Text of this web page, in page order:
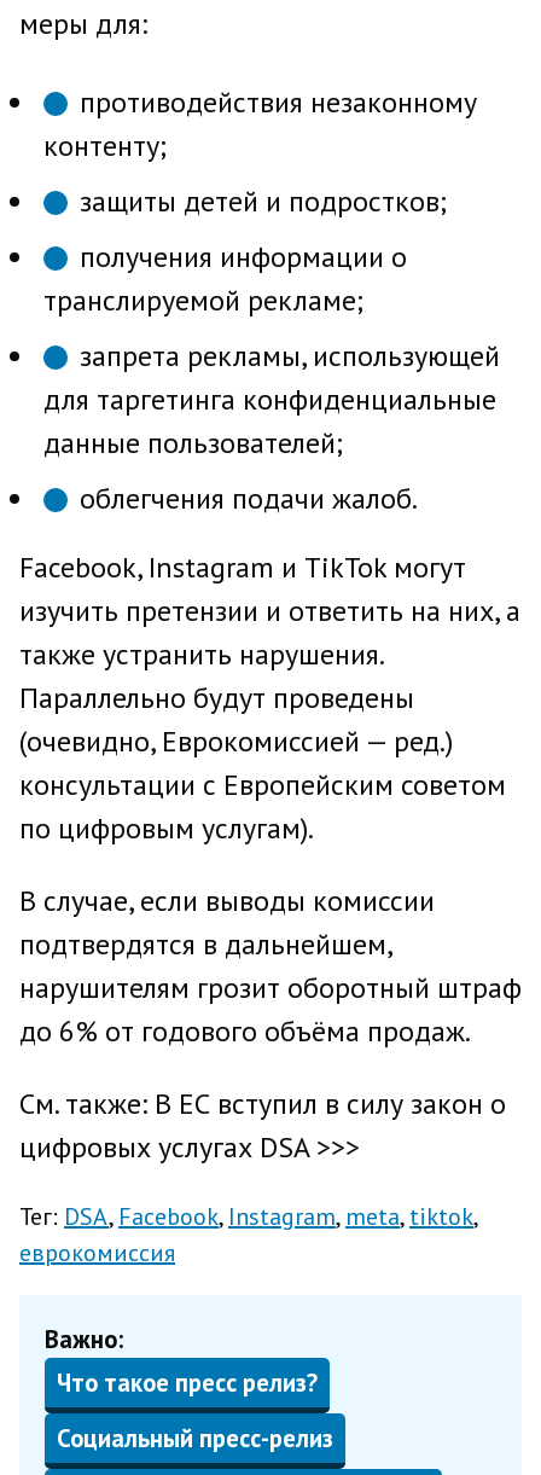
меры для:
противодействия незаконному
контенту;
защиты детей и подростков;
получения информации о
транслируемой рекламе;
запрета рекламы, использующей
для таргетинга конфиденциальные
данные пользователей;
облегчения подачи жалоб.
Facebook, Instagram и TikTok могут
изучить претензии и ответить на них, а
также устранить нарушения.
Параллельно будут проведены
(очевидно, Еврокомиссией — ред.)
консультации с Европейским советом
по цифровым услугам).
В случае, если выводы комиссии
подтвердятся в дальнейшем,
нарушителям грозит оборотный штраф
до 6% от годового объёма продаж.
См. также: В ЕС вступил в силу закон о
цифровых услугах DSA >>>
Тег: DSA Facebook Instagram meta tiktok
еврокомиссия
Важно:
Что такое пресс релиз?
Социальный пресс-релиз